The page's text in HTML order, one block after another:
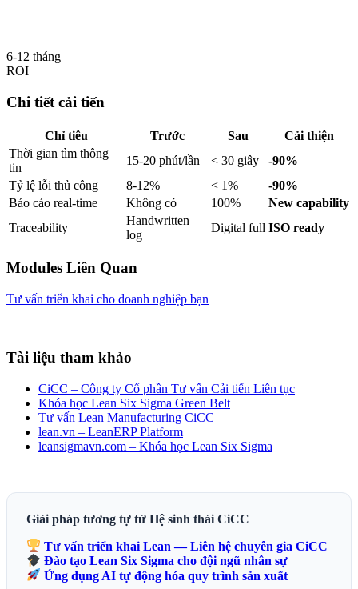
6-12 tháng
ROI
Chi tiết cải tiến
Chỉ tiêu Trước Sau
Cải thiện
Thời gian tìm thông
tin
15-20 phút/lần < 30 giây
-90%
Tỷ lệ lỗi thủ công
8-12% < 1%
-90%
Báo cáo real-time
Không có 100%
New capability
Traceability
Handwritten
log
Digital full ISO ready
Modules Liên Quan
Tư vấn triển khai cho doanh nghiệp bạn
Tài liệu tham khảo
CiCC – Công ty Cổ phần Tư vấn Cải tiến Liên tục
Khóa học Lean Six Sigma Green Belt
Tư vấn Lean Manufacturing CiCC
lean.vn – LeanERP Platform
leansigmavn.com – Khóa học Lean Six Sigma
Giải pháp tương tự từ Hệ sinh thái CiCC
Tư vấn triển khai Lean — Liên hệ chuyên gia CiCC
Đào tạo Lean Six Sigma cho đội ngũ nhân sự
Ứng dụng AI tự động hóa quy trình sản xuất